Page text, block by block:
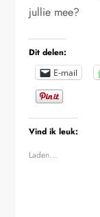
jullie mee?
Dit delen:
E-mail
Vind ik leuk:
Laden...